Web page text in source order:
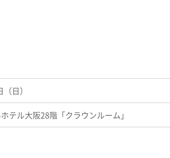
した。
日）
テル大阪28階「クラウンルーム」